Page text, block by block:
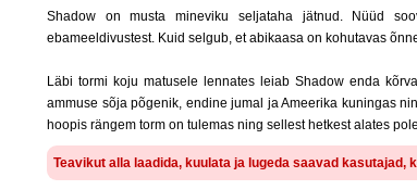
Shadow on musta mineviku seljataha jätnud. Nüüd
ebameeldivustest. Kuid selgub, et abikaasa on kohutavas
Läbi tormi koju matusele lennates leiab Shadow enda
ammuse sõja põgenik, endine jumal ja Ameerika kuningas
hoopis rängem torm on tulemas ning sellest hetkest alates
Teavikut alla laadida, kuulata ja lugeda saavad